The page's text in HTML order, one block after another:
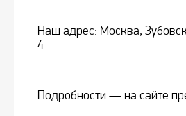
Наш адрес: Москва,
4
Подробности — на сайте